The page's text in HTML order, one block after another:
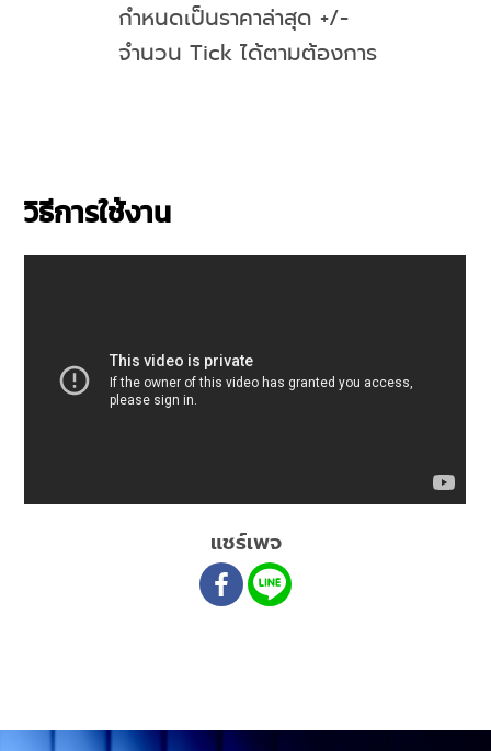
กำหนดเป็นราคาล่าสุด +/-
จำนวน Tick ได้ตามต้องการ
วิธีการใช้งาน
แชร์เพจ